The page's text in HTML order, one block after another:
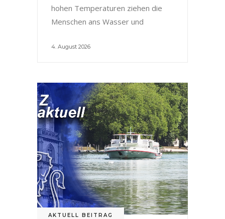
hohen Temperaturen ziehen die
Menschen ans Wasser und
4. August 2026
AKTUELL BEITRAG